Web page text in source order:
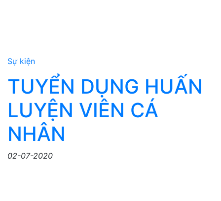
Sự kiện
TUYỂN DỤNG HUẤN
LUYỆN VIÊN CÁ
NHÂN
02-07-2020